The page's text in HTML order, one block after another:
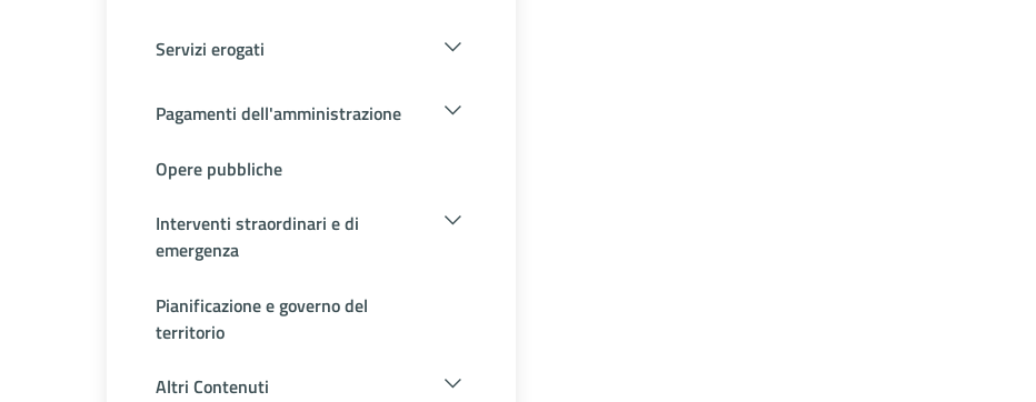
Servizi erogati
Pagamenti dell'amministrazione
Opere pubbliche
Interventi straordinari e di
emergenza
Pianificazione e governo del
territorio
Altri Contenuti